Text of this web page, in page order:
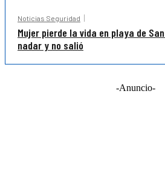
Noticias Seguridad
Mujer pierde la vida en playa de
nadar y no salió
-Anuncio-